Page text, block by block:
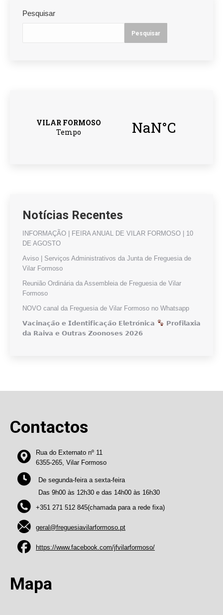
Pesquisar
Pesquisar
Notícias Recentes
INFORMAÇÃO | FEIRA ANUAL DE VILAR FORMOSO | 10
DE AGOSTO
Aviso | Serviços Administrativos da Junta de Freguesia de
Vilar Formoso
Reunião Ordinária da Assembleia de Freguesia de Vilar
Formoso
NOVO canal da Freguesia de Vilar Formoso no Whatsapp
𝗩𝗮𝗰𝗶𝗻𝗮𝗰̧𝗮̃𝗼 𝗲 𝗜𝗱𝗲𝗻𝘁𝗶𝗳𝗶𝗰𝗮𝗰̧𝗮̃𝗼 𝗘𝗹𝗲𝘁𝗿𝗼́𝗻𝗶𝗰𝗮
𝗣𝗿𝗼𝗳𝗶𝗹𝗮𝘅𝗶𝗮
𝗱𝗮 𝗥𝗮𝗶𝘃𝗮 𝗲 𝗢𝘂𝘁𝗿𝗮𝘀 𝗭𝗼𝗼𝗻𝗼𝘀𝗲𝘀 𝟮𝟬𝟮𝟲
Contactos
Rua do Externato nº 11
6355-265, Vilar Formoso
De segunda-feira a sexta-feira
Das 9h00 às 12h30 e das 14h00 às 16h30
+351 271 512 845(chamada para a rede fixa)
geral@freguesiavilarformoso.pt
https://www.facebook.com/jfvilarformoso/
Mapa